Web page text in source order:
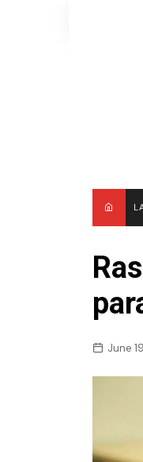
June